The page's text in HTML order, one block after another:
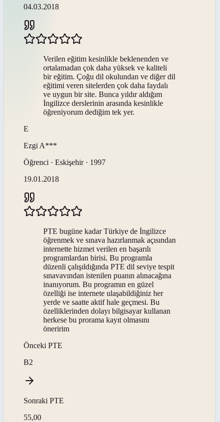
04.03.2018
Verilen eğitim kesinlikle beklenenden ve
ortalamadan çok daha yüksek ve kaliteli
bir eğitim. Çoğu dil okulundan ve diğer dil
eğitimi veren sitelerden çok daha faydalı
ve uygun bir site. Bunca yıldır aldığım
İngilizce derslerinin arasında kesinlikle
öğreniyorum dediğim tek yer.
E
Ezgi A***
Öğrenci · Eskişehir · 1997
19.01.2018
PTE bugüne kadar Türkiye de İngilizce
öğrenmek ve sınava hazırlanmak açısından
internette hizmet verilen en başarılı
programlardan birisi. Bu programla
düzenli çalışıldığında PTE dil seviye tespit
sınavavından istenilen puanın alınacağına
inanıyorum. Bu programın en güzel
özelliği ise internete ulaşabildiğiniz her
yerde ve saatte aktif hale geçmesi. Bu
özelliklerinden dolayı bilgisayar kullanan
herkese bu prorama kayıt olmasını
öneririm
Önceki PTE
B2
Sonraki PTE
55,00